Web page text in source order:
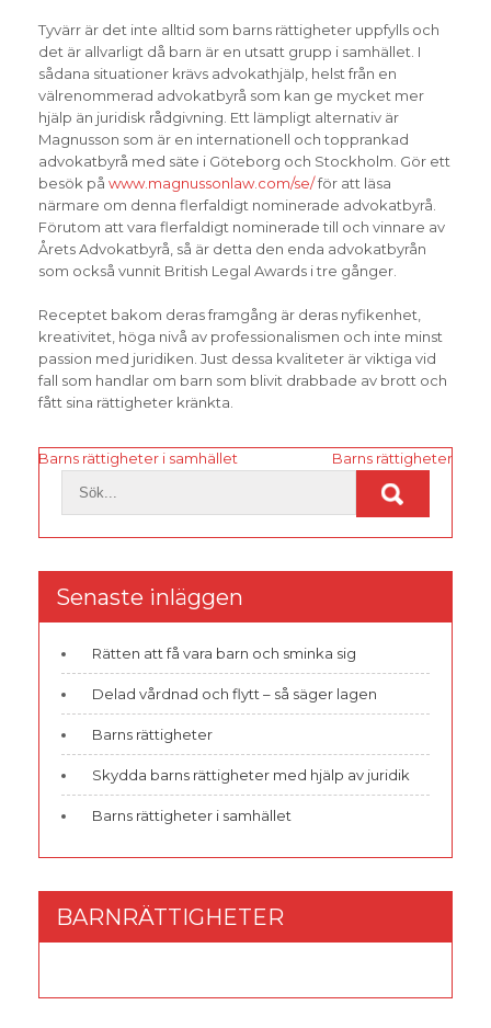
Tyvärr är det inte alltid som barns rättigheter uppfylls och
det är allvarligt då barn är en utsatt grupp i samhället. I
sådana situationer krävs advokathjälp, helst från en
välrenommerad advokatbyrå som kan ge mycket mer
hjälp än juridisk rådgivning. Ett lämpligt alternativ är
Magnusson som är en internationell och topprankad
advokatbyrå med säte i Göteborg och Stockholm. Gör ett
besök på www.magnussonlaw.com/se/för att läsa
närmare om denna flerfaldigt nominerade advokatbyrå.
Förutom att vara flerfaldigt nominerade till och vinnare av
Årets Advokatbyrå, så är detta den enda advokatbyrån
som också vunnit British Legal Awards i tre gånger.
Receptet bakom deras framgång är deras nyfikenhet,
kreativitet, höga nivå av professionalismen och inte minst
passion med juridiken. Just dessa kvaliteter är viktiga vid
fall som handlar om barn som blivit drabbade av brott och
fått sina rättigheter kränkta.
Inläggsnavigering
Barns rättigheter i samhället Barns rättigheter
Senaste inläggen
Rätten att få vara barn och sminka sig
Delad vårdnad och flytt – så säger lagen
Barns rättigheter
Skydda barns rättigheter med hjälp av juridik
Barns rättigheter i samhället
BARNRÄTTIGHETER